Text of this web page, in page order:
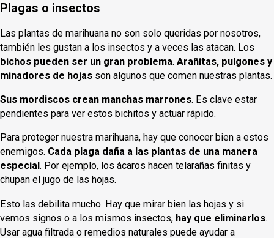
Plagas o insectos
Las plantas de marihuana no son solo queridas por nosotros,
también les gustan a los insectos y a veces las atacan. Los
bichos pueden ser un gran problema. Arañitas, pulgones y
minadores de hojas son algunos que comen nuestras plantas.
Sus mordiscos crean manchas marrones. Es clave estar
pendientes para ver estos bichitos y actuar rápido.
Para proteger nuestra marihuana, hay que conocer bien a estos
enemigos. Cada plaga daña a las plantas de una manera
especial . Por ejemplo, los ácaros hacen telarañas finitas y
chupan el jugo de las hojas.
Esto las debilita mucho. Hay que mirar bien las hojas y si
vemos signos o a los mismos insectos, hay que eliminarlos.
Usar agua filtrada o remedios naturales puede ayudar a